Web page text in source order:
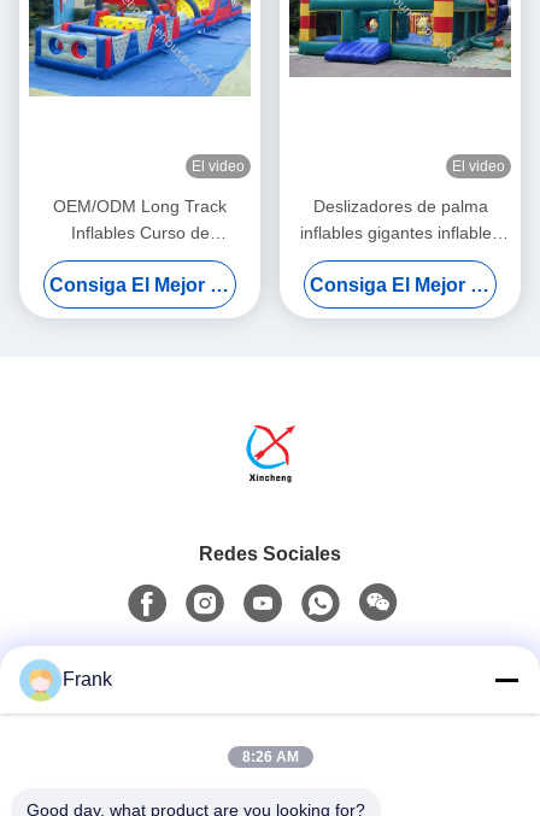
El video
OEM/ODM Long Track
Inflables Curso de
obstáculos comerciales con
toboganes del castillo
rebobinado
Consiga El Mejor Precio
El video
Deslizadores de palma
inflables gigantes inflables
castillo de salto con
deslizadores
Consiga El Mejor Precio
Redes Sociales
0086-13711630819
Frank
8:26 AM
Good day, what product are you looking for?